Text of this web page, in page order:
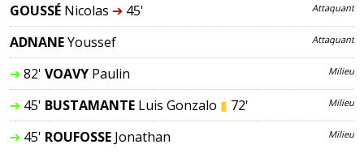
GOUSSÉ Nicolas ➔45' Attaquant
ADNANEYoussef Attaquant
➔82' VOAVY Paulin Milieu
➔45' BUSTAMANTE Luis Gonzalo ▮ 72' Milieu
➔45' ROUFOSSE Jonathan Milieu